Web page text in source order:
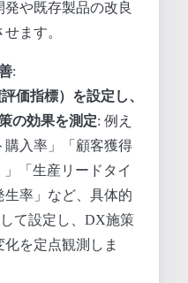
発や既存製品の改良
ます。
:
価指標）を設定し、
の効果を測定: 例え
購入率」「顧客獲得
」「生産リードタイ
生率」など、具体的
て設定し、DX施策
を定点観測しま